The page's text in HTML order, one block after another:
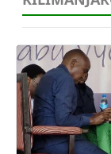
08 May, 2025